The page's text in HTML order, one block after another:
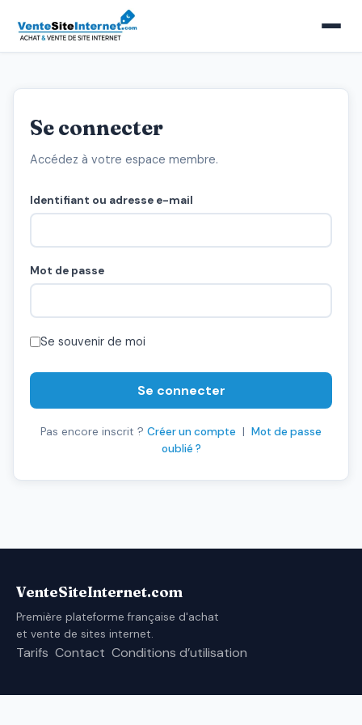
Se connecter
Accédez à votre espace membre.
Identifiant ou adresse e-mail
Mot de passe
Se souvenir de moi
Se connecter
Pas encore inscrit ? Créer un compte | Mot de passe
oublié ?
VenteSiteInternet.com
Première plateforme française d'achat
et vente de sites internet.
Tarifs Contact Conditions d’utilisation